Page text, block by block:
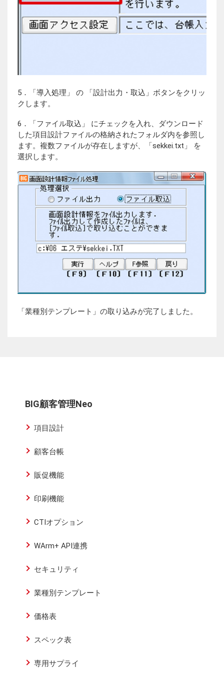
5．「導入処理」 の 「設計出力・取込」ボタンをクリッ
クします。
6．「ファイル取込」 にチェックを入れ、ダウンロード
した項目設計ファイルの格納されたフォルダ内を参照し
ます。複数ファイルが存在しますが、「sekkei.txt」 を
選択します。
「業種別テンプレート」の取り込みが完了しました。
BIG顧客管理Neo
項目設計
顧客台帳
販促機能
印刷機能
CTIオプション
WArm+ API連携
セキュリティ
業種別テンプレート
価格表
スペック表
専用サプライ